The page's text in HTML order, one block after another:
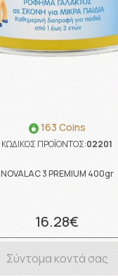
163 Coins
ΚΩΔΙΚΟΣ ΠΡΟΪΟΝΤΟΣ:02201
NOVALAC 3 PREMIUM 400gr
16.28€
Σύντομα κοντά σας